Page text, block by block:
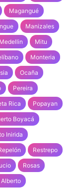
Magangué
Manizales
Medellin Mitu
Monteria
Ocaña
Pereira
Rica Popayan
Boyacá
Inirida
Restrepo
Rosas
Alberto